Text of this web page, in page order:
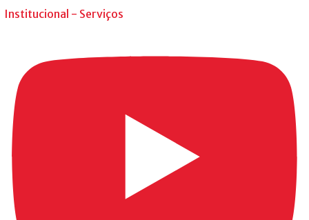
Institucional - Serviços